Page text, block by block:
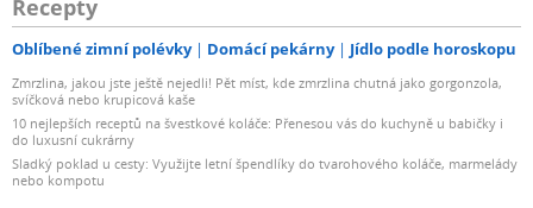
Recepty
Oblíbené zimní polévky Domácí pekárny Jídlo podle horoskopu
Zmrzlina, jakou jste ještě nejedli! Pět míst, kde zmrzlina chutná jako gorgonzola,
svíčková nebo krupicová kaše
10 nejlepších receptů na švestkové koláče: Přenesou vás do kuchyně u babičky i
do luxusní cukrárny
Sladký poklad u cesty: Využijte letní špendlíky do tvarohového koláče, marmelády
nebo kompotu